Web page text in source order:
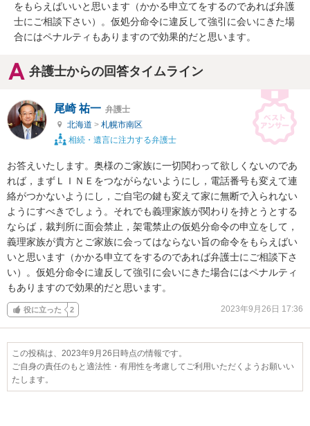
をもらえばいいと思います（かかる申立てをするのであれば弁護
士にご相談下さい）。仮処分命令に違反して強引に会いにきた場
合にはペナルティもありますので効果的だと思います。
弁護士からの回答タイムライン
尾崎 祐一 弁護士
北海道 > 札幌市南区
相続・遺言に注力する弁護士
お答えいたします。奥様のご家族に一切関わって欲しくないのであ
れば，まずＬＩＮＥをつながらないようにし，電話番号も変えて連
絡がつかないようにし，ご自宅の鍵も変えて家に無断で入られない
ようにすべきでしょう。それでも義理家族が関わりを持とうとする
ならば，裁判所に面会禁止，架電禁止の仮処分命令の申立をして，
義理家族が貴方とご家族に会ってはならない旨の命令をもらえばい
いと思います（かかる申立てをするのであれば弁護士にご相談下さ
い）。仮処分命令に違反して強引に会いにきた場合にはペナルティ
もありますので効果的だと思います。
役に立った 2 2023年9月26日 17:36
この投稿は、2023年9月26日時点の情報です。
ご自身の責任のもと適法性・有用性を考慮してご利用いただくようお願いい
たします。